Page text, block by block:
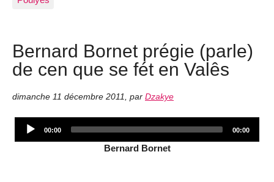
Bernard Bornet prégie (parle)
de cen que se fét en Valês
dimanche 11 décembre 2011 par Dzakye
Current
00:00
Total
00:00
Bernard Bornet